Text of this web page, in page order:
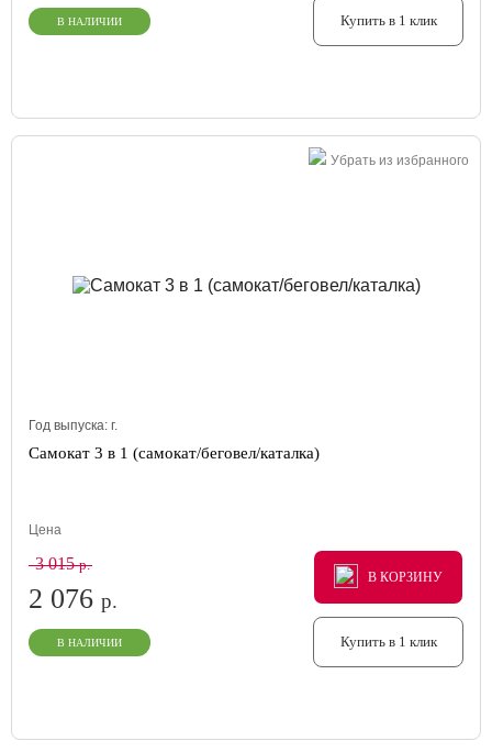
В НАЛИЧИИ Купить в 1 клик
Убрать из избранного
Год выпуска: г.
Самокат 3 в 1 (самокат/беговел/каталка)
Цена
3 015р.
2 076 р.
В НАЛИЧИИ
В КОРЗИНУ
В КОРЗИНУ
В КОРЗИНУ
Купить в 1 клик